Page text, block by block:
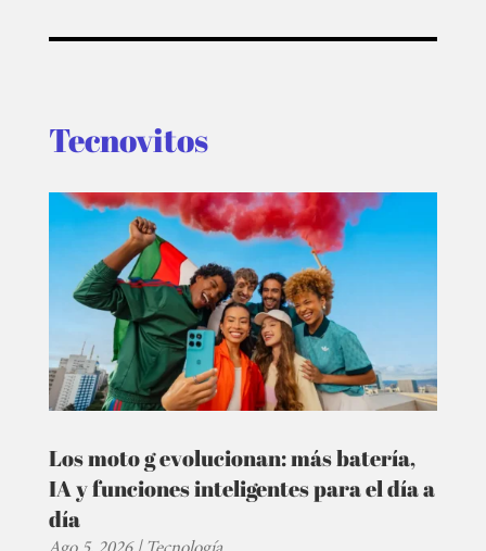
Tecnovitos
Los moto g evolucionan: más batería,
IA y funciones inteligentes para el día a
día